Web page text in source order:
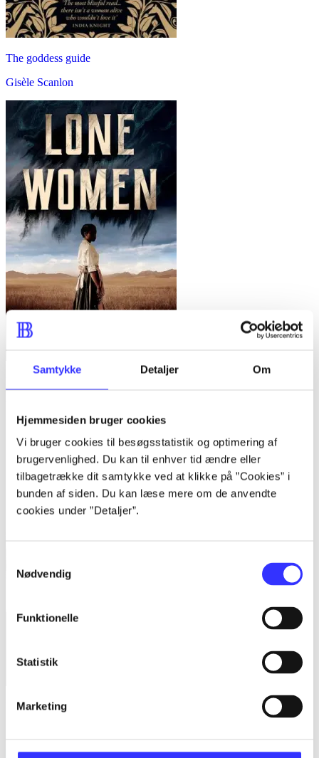
Samtykke Detaljer Om
Hjemmesiden bruger cookies
Vi bruger cookies til besøgsstatistik og optimering af
brugervenlighed. Du kan til enhver tid ændre eller
tilbagetrække dit samtykke ved at klikke på ”Cookies” i
bunden af siden. Du kan læse mere om de anvendte
cookies under ”Detaljer”.
Nødvendig
Funktionelle
Statistik
Marketing
The goddess guide
Gisèle Scanlon
Blandt de levende